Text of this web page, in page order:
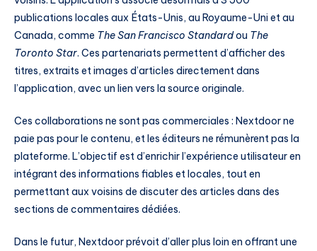
publications locales aux États-Unis, au Royaume-Uni et au
Canada, comme The San Francisco Standardou The
Toronto Star. Ces partenariats permettent d’afficher des
titres, extraits et images d’articles directement dans
l’application, avec un lien vers la source originale.
Ces collaborations ne sont pas commerciales : Nextdoor ne
paie pas pour le contenu, et les éditeurs ne rémunèrent pas la
plateforme. L’objectif est d’enrichir l’expérience utilisateur en
intégrant des informations fiables et locales, tout en
permettant aux voisins de discuter des articles dans des
sections de commentaires dédiées.
Dans le futur, Nextdoor prévoit d’aller plus loin en offrant une